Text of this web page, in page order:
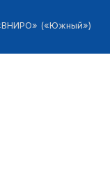
(«Южный»)